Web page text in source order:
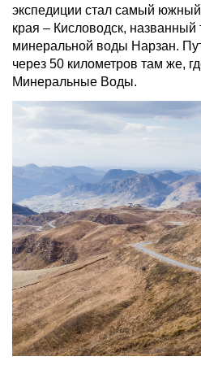
экспедиции стал самый южный
края – Кисловодск, названный
минеральной воды Нарзан.
через 50 километров там же,
Минеральные Воды.